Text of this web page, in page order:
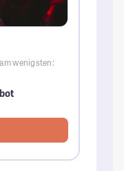
wenigsten: